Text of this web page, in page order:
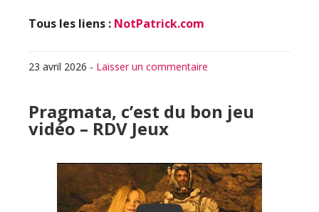
Tous les liens : NotPatrick.com
23 avril 2026 - Laisser un commentaire
Pragmata, c’est du bon jeu
vidéo – RDV Jeux